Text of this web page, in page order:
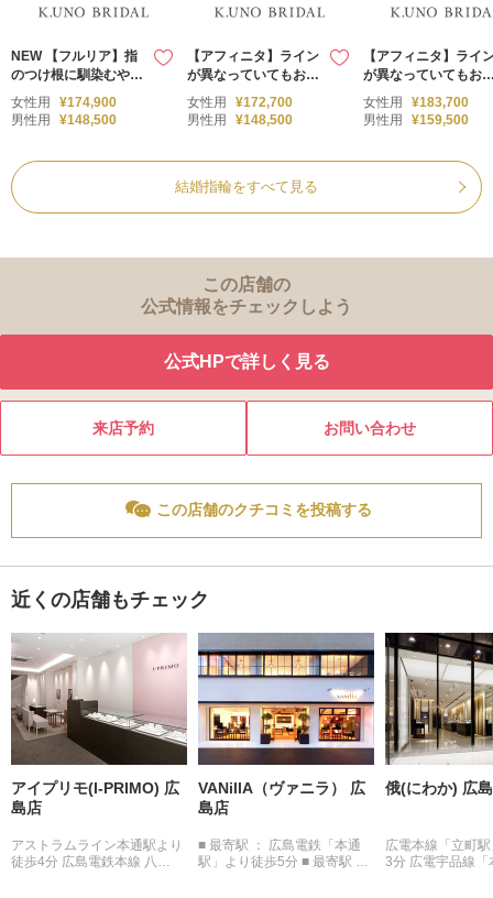
NEW 【フルリア】指
のつけ根に馴染むやわ
らかな曲線美を表現し
た結婚指輪
女性用
¥174,900
男性用
¥148,500
【アフィニタ】ライン
が異なっていてもお揃
い感のある結婚指輪
女性用
¥172,700
男性用
¥148,500
【アフィニタ】ライ
が異なっていてもお
い感のある結婚指輪
（コンビデザイン）
女性用
¥183,700
男性用
¥159,500
結婚指輪をすべて見る
この店舗の
公式情報をチェックしよう
公式HPで詳しく見る
来店予約 お問い合わせ
この店舗のクチコミを投稿する
近くの店舗もチェック
アイプリモ(I-PRIMO) 広
島店
アストラムライン本通駅より
徒歩4分 広島電鉄本線 八…
VANillA（ヴァニラ） 広
島店
■ 最寄駅 ： 広島電鉄「本通
駅」より徒歩5分 ■ 最寄駅 …
俄(にわか) 広
広電本線「立町
3分 広電宇品線